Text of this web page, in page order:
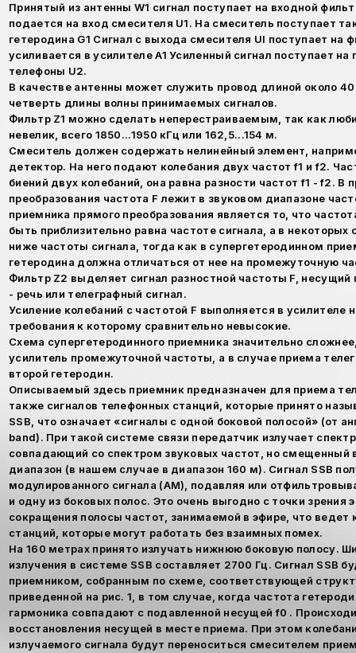
Принятый из антенны W1 сигнал поступает на входной
подается на вход смесителя U1. На смеситель поступает
гетеродина G1 Сигнал с выхода смесителя UI поступает на
усиливается в усилителе A1 Усиленный сигнал поступает на
телефоны U2.
В качестве антенны может служить провод длиной около
четверть длины волны принимаемых сигналов.
Фильтр Z1 можно сделать неперестраиваемым, так как
невелик, всего 1850...1950 кГц или 162,5...154 м.
Смеситель должен содержать нелинейный элемент,
детектор. На него подают колебания двух частот f1 и f2.
биений двух колебаний, она равна разности частот f1 - f2. В
преобразования частота F лежит в звуковом диапазоне
приемника прямого преобразования является то, что
быть приблизительно равна частоте сигнала, а в некоторых
ниже частоты сигнала, тогда как в супергетеродинном
гетеродина должна отличаться от нее на промежуточную
Фильтр Z2 выделяет сигнал разностной частоты F,
- речь или телеграфный сигнал.
Усиление колебаний с частотой F выполняется в усилителе
требования к которому сравнительно невысокие.
Схема супергетеродинного приемника значительно
усилитель промежуточной частоты, а в случае приема
второй гетеродин.
Описываемый здесь приемник предназначен для приема
также сигналов телефонных станций, которые принято
SSB, что означает «сигналы с одной боковой полосой» (от
band). При такой системе связи передатчик излучает
совпадающий со спектром звуковых частот, но смещенный
диапазон (в нашем случае в диапазон 160 м). Сигнал SSB
модулированного сигнала (AM), подавляя или
и одну из боковых полос. Это очень выгодно с точки зрения
сокращения полосы частот, занимаемой в эфире, что ведет
станций, которые могут работать без взаимных помех.
На 160 метрах принято излучать нижнюю боковую полосу.
излучения в системе SSB составляет 2700 Гц. Сигнал SSB
приемником, собранным по схеме, соответствующей
приведенной на рис. 1, в том случае, когда частота
гармоника совпадают с подавленной несущей f0 .
восстановления несущей в месте приема. При этом
излучаемого сигнала будут переноситься смесителем